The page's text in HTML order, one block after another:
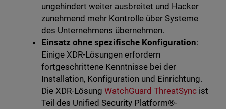
ungehindert weiter ausbreitet und Hacker
zunehmend mehr Kontrolle über Systeme
des Unternehmens übernehmen.
Einsatz ohne spezifische Konfiguration:
Einige XDR-Lösungen erfordern
fortgeschrittene Kenntnisse bei der
Installation, Konfiguration und Einrichtung.
Die XDR-Lösung WatchGuard ThreatSync ist
Teil des Unified Security Platform®-